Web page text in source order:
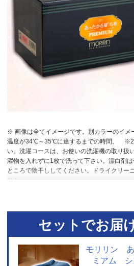
※ 画像は全てイメージです。別カラーのイメ
温度が34℃～35℃に達するまでの時間。
※2
い。洗濯コースは、お使いの洗濯機の取り扱
濯物を入れずに1枚で洗って下さい。漂白剤
ところで陰干ししてください。ドライクリー
せん。
セットでお届
モリリン あ
ミアム